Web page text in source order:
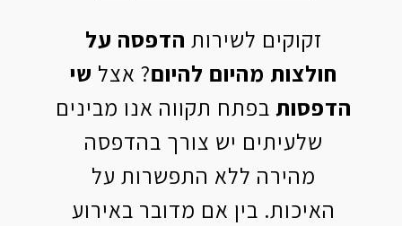
זקוקים לשירות הדפסה על
חולצות מהיום להיום? אצל שי
הדפסות בפתח תקווה אנו מבינים
שלעיתים יש צורך בהדפסה
מהירה ללא התפשרות על
האיכות. בין אם מדובר באירוע